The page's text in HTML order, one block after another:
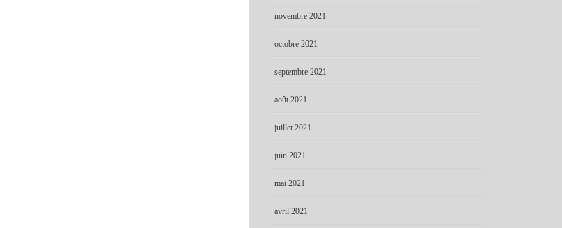
novembre 2021
octobre 2021
septembre 2021
août 2021
juillet 2021
juin 2021
mai 2021
avril 2021